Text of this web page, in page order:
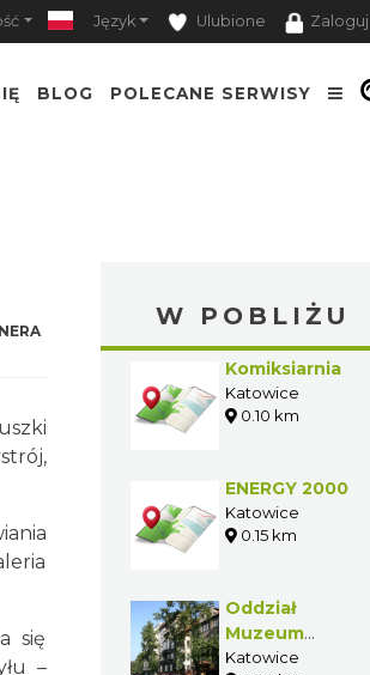
Język Ulubione Zaloguj
BLOG POLECANE SERWISY
się
–
W POBLIŻU
Komiksiarnia
Katowice
0.10 km
ENERGY 2000
Katowice
0.15 km
Oddział
Muzeum
Historii Katowic
Katowice